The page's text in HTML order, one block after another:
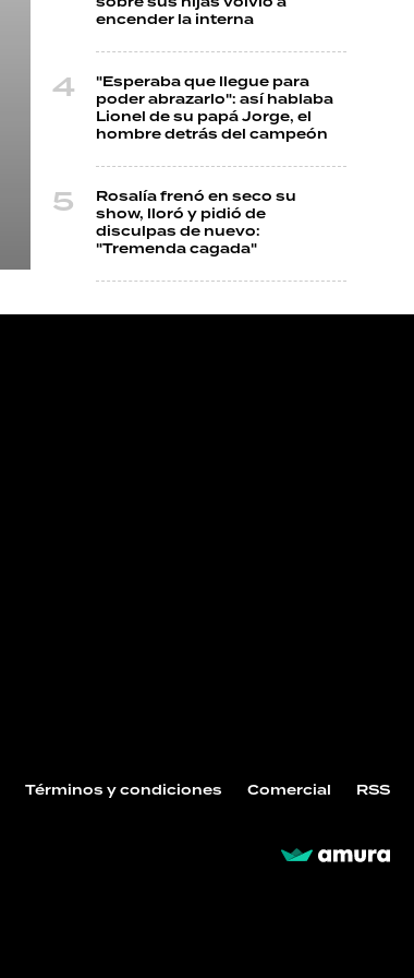
encender la interna
"Esperaba que llegue para
poder abrazarlo": así hablaba
Lionel de su papá Jorge, el
hombre detrás del campeón
Rosalía frenó en seco su
show, lloró y pidió de
disculpas de nuevo:
"Tremenda cagada"
Términos y condiciones Comercial RSS